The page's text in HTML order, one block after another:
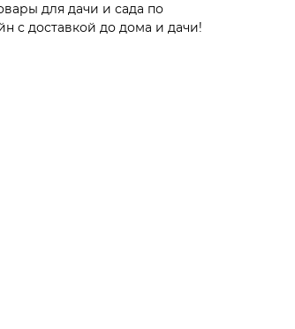
для дачи и сада по
с доставкой до дома и дачи!